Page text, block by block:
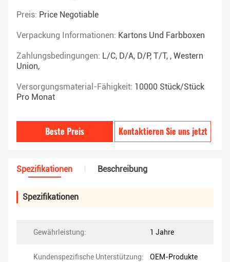
Preis: Price Negotiable
Verpackung Informationen: Kartons Und Farbboxen
Zahlungsbedingungen: L/C, D/A, D/P, T/T, , Western
Union,
Versorgungsmaterial-Fähigkeit: 10000 Stück/Stück
Pro Monat
Beste Preis Kontaktieren Sie uns jetzt
Spezifikationen Beschreibung
Spezifikationen
Gewährleistung: 1 Jahre
Kundenspezifische Unterstützung: OEM-Produkte